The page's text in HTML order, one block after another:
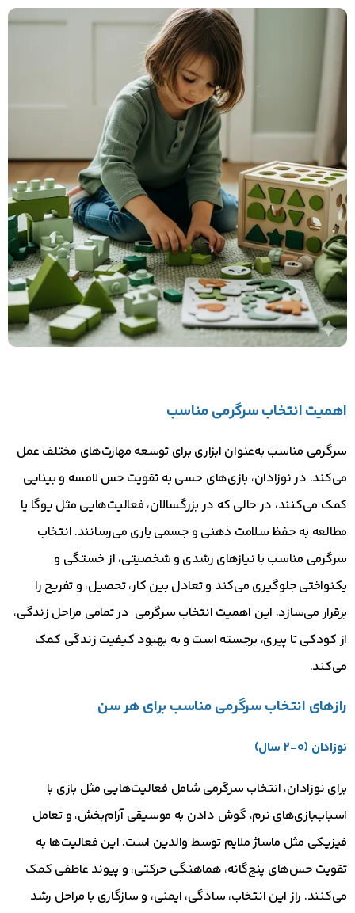
اهمیت انتخاب سرگرمی مناسب
سرگرمی مناسب به‌عنوان ابزاری برای توسعه مهارت‌های مختلف عمل
می‌کند. در نوزادان، بازی‌های حسی به تقویت حس لامسه و بینایی
کمک می‌کنند، در حالی که در بزرگسالان، فعالیت‌هایی مثل یوگا یا
مطالعه به حفظ سلامت ذهنی و جسمی یاری می‌رسانند. انتخاب
سرگرمی مناسب با نیازهای رشدی و شخصیتی، از خستگی و
یکنواختی جلوگیری می‌کند و تعادل بین کار، تحصیل، و تفریح را
برقرار می‌سازد. این اهمیت انتخاب سرگرمی در تمامی مراحل زندگی،
از کودکی تا پیری، برجسته است و به بهبود کیفیت زندگی کمک
می‌کند.
رازهای انتخاب سرگرمی مناسب برای هر سن
نوزادان (0-2 سال)
برای نوزادان، انتخاب سرگرمی شامل فعالیت‌هایی مثل بازی با
اسباب‌بازی‌های نرم، گوش دادن به موسیقی آرام‌بخش، و تعامل
فیزیکی مثل ماساژ ملایم توسط والدین است. این فعالیت‌ها به
تقویت حس‌های پنج‌گانه، هماهنگی حرکتی، و پیوند عاطفی کمک
می‌کنند. راز این انتخاب، سادگی، ایمنی، و سازگاری با مراحل رشد